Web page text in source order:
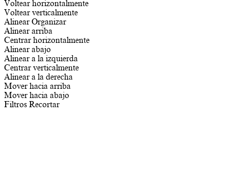
Voltear horizontalmente
Voltear verticalmente
Alinear Organizar
Alinear arriba
Centrar horizontalmente
Alinear abajo
Alinear a la izquierda
Centrar verticalmente
Alinear a la derecha
Mover hacia arriba
Mover hacia abajo
Filtros Recortar